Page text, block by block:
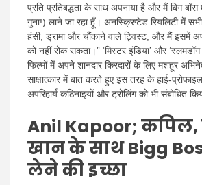
प्रति प्रतिबद्धता के साथ अपनाया है और मैं बिग बॉस
गुना!) लाने जा रहा हूँ। अनस्क्रिप्टेड रियलिटी में
हंसी, ड्रामा और चौंकाने वाले ट्विस्ट, और मैं इसमें
को नहीं रोक सकता।” ‘मिस्टर इंडिया’ और
फिल्मों में अपने शानदार किरदारों के लिए मशहूर
साक्षात्कार में बात करते हुए इस तरह के हाई-
अपरिहार्य कठिनाइयों और ट्रोलिंग को भी संबोधित
Anil Kapoor;
खान के साथ Bigg
लेने की इच्छा